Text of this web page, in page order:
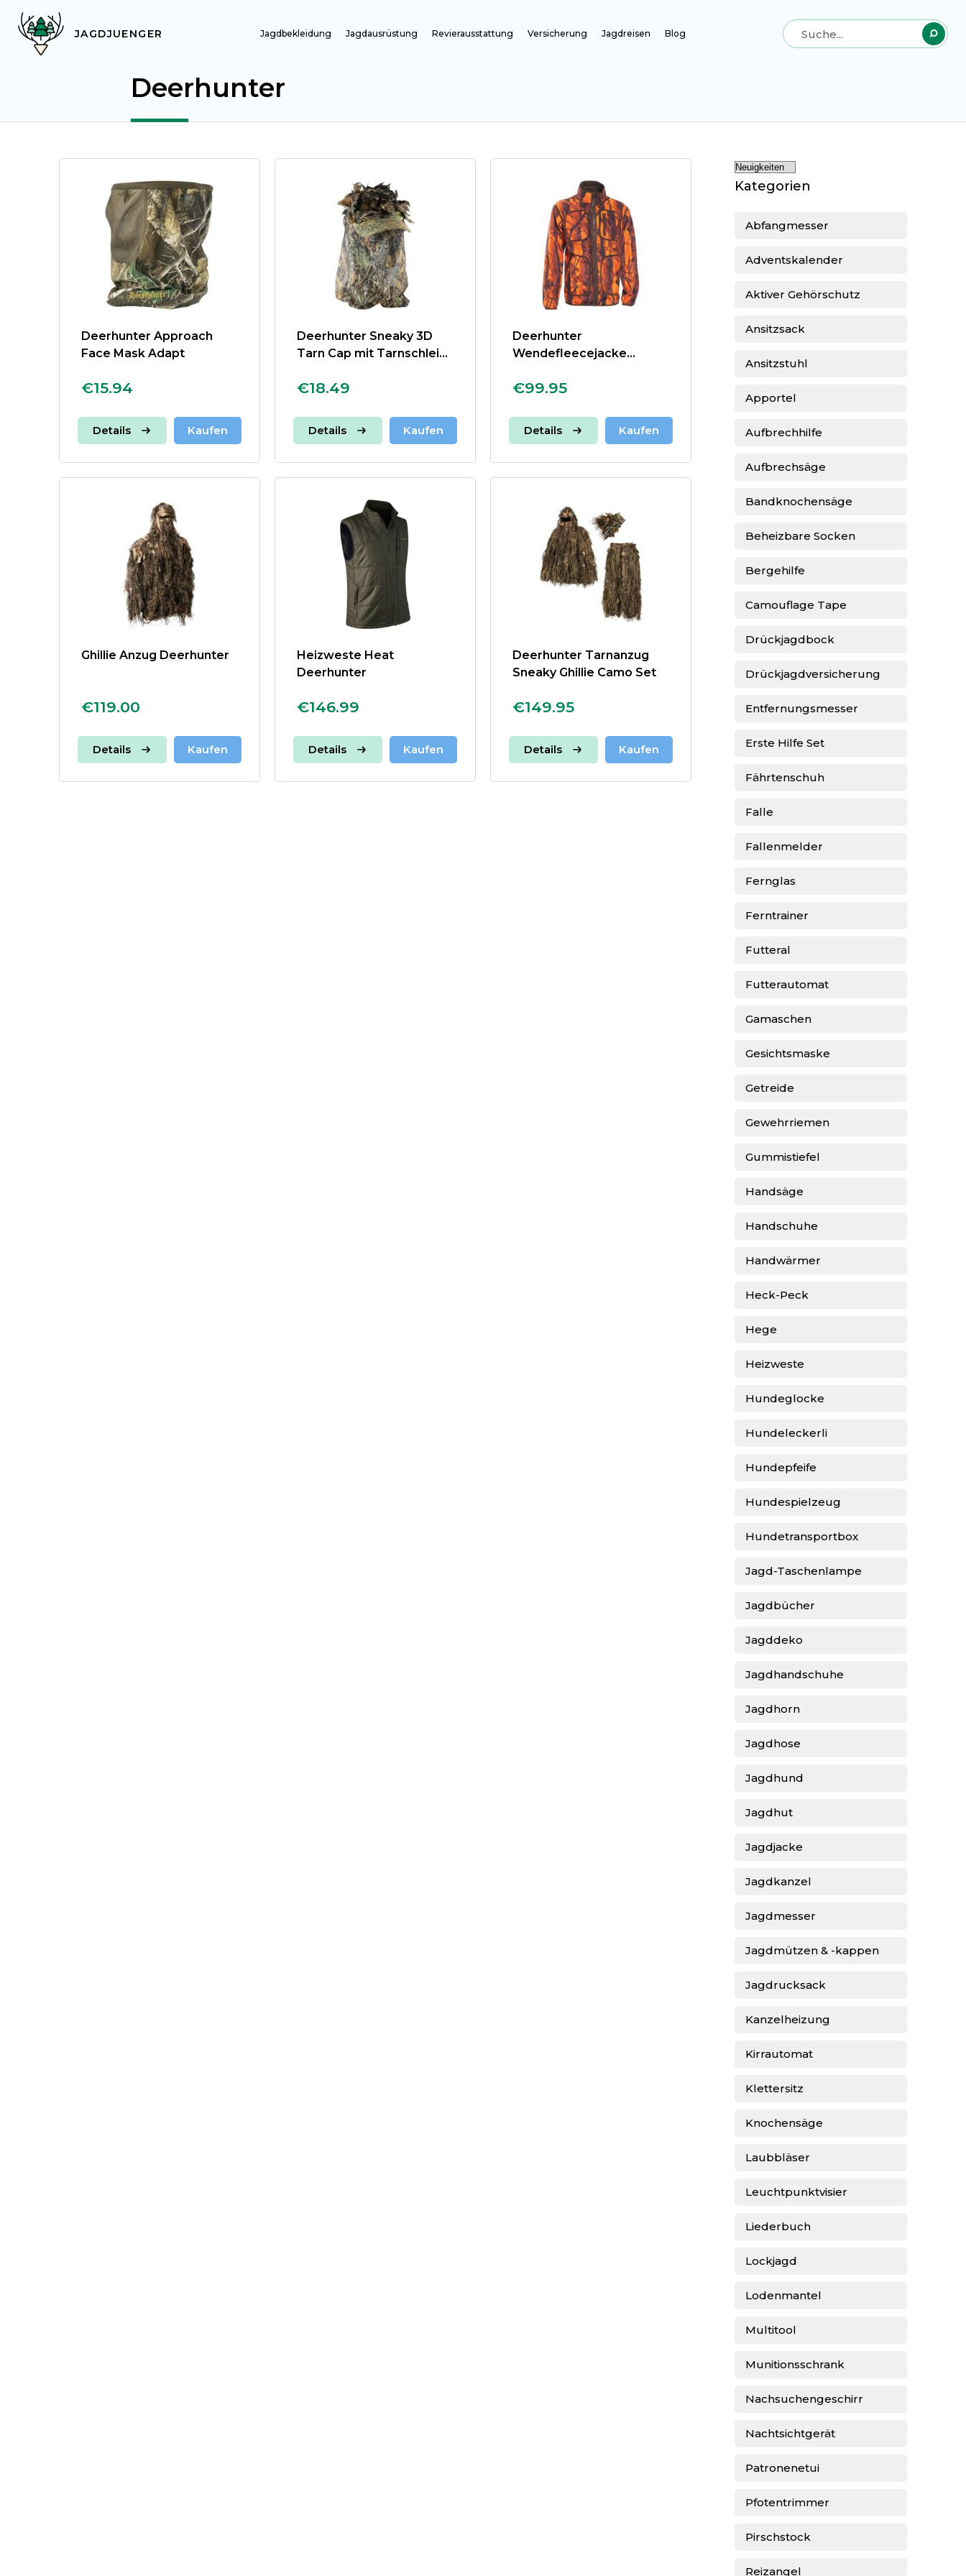
JAGDJUENGER Jagdbekleidung Jagdausrüstung Revierausstattung Versicherung Jagdreisen Blog
Deerhunter
Deerhunter Approach
€15.94
Details Kaufen
Deerhunter Sneaky 3D
Tarn Cap mit Tarnschleier
€18.49
Details Kaufen
Deerhunter
Wendefleecejacke
€99.95
Details Kaufen
Ghillie Anzug Deerhunter
€119.00
Details Kaufen
Heizweste Heat
Deerhunter
€146.99
Details Kaufen
Deerhunter Tarnanzug
Sneaky Ghillie Camo Set
€149.95
Details Kaufen
Kategorien
Abfangmesser
Adventskalender
Aktiver Gehörschutz
Ansitzsack
Ansitzstuhl
Apportel
Aufbrechhilfe
Aufbrechsäge
Bandknochensäge
Beheizbare Socken
Bergehilfe
Camouflage Tape
Drückjagdbock
Drückjagdversicherung
Entfernungsmesser
Erste Hilfe Set
Fährtenschuh
Falle
Fallenmelder
Fernglas
Ferntrainer
Futteral
Futterautomat
Gamaschen
Gesichtsmaske
Getreide
Gewehrriemen
Gummistiefel
Handsäge
Handschuhe
Handwärmer
Heck-Peck
Hege
Heizweste
Hundeglocke
Hundeleckerli
Hundepfeife
Hundespielzeug
Hundetransportbox
Jagd-Taschenlampe
Jagdbücher
Jagddeko
Jagdhandschuhe
Jagdhorn
Jagdhose
Jagdhund
Jagdhut
Jagdjacke
Jagdkanzel
Jagdmesser
Jagdmützen & -kappen
Jagdrucksack
Kanzelheizung
Kirrautomat
Klettersitz
Knochensäge
Laubbläser
Leuchtpunktvisier
Liederbuch
Lockjagd
Lodenmantel
Multitool
Munitionsschrank
Nachsuchengeschirr
Nachtsichtgerät
Patronenetui
Pfotentrimmer
Pirschstock
Reizangel